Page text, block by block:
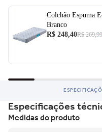
Colchão Espuma
Branco
R$ 248,40R$ 269,99
Especificações
Medidas do produto